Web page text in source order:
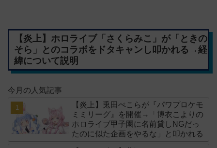
【炎上】ホロライブ「さくらみこ」が「ときの
そら」とのコラボをドタキャンし叩かれる→経
緯について説明
今月の人気記事
【炎上】兎田ぺこらが『パワプロケモ
ミミリーグ』を開催→「博衣こよりの
ホロライブ甲子園に名前貸しNGだっ
たのに似た企画をやるな」と叩かれる